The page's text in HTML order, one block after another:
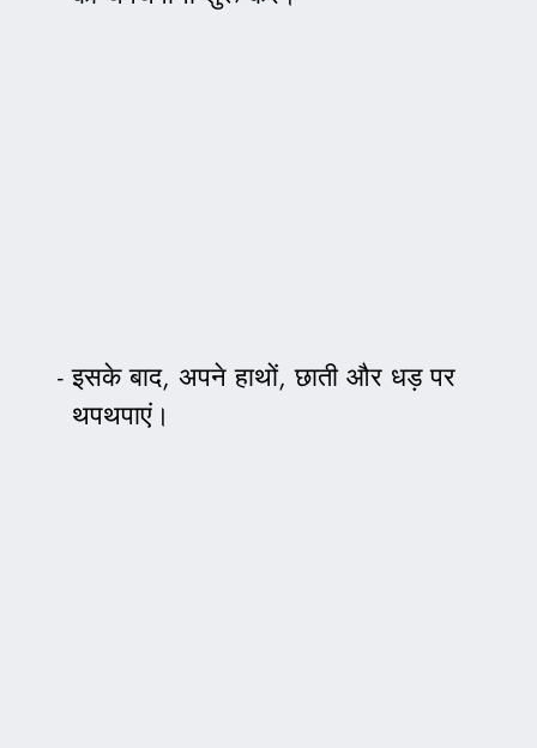
इसके बाद, अपने हाथों, छाती और धड़ पर
थपथपाएं।